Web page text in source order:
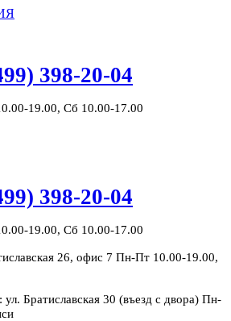
398-20-04
19.00, Сб 10.00-17.00
398-20-04
19.00, Сб 10.00-17.00
26, офис 7 Пн-Пт 10.00-19.00,
: ул. Братиславская 30 (въезд с двора) Пн-